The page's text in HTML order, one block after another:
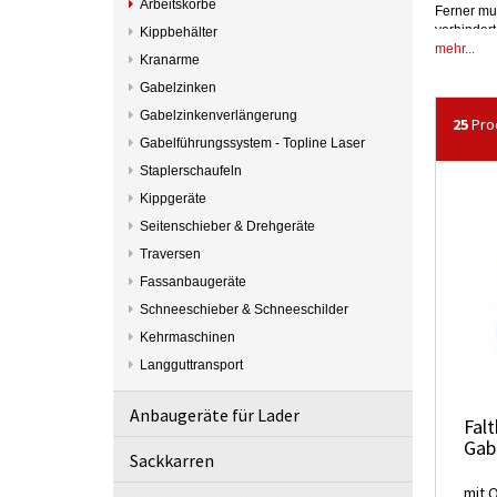
Arbeitskörbe
Kippbehälter
Kranarme
Gabelzinken
Gabelzinkenverlängerung
Gabelführungssystem - Topline Laser
Staplerschaufeln
Kippgeräte
Seitenschieber & Drehgeräte
Traversen
Fassanbaugeräte
Schneeschieber & Schneeschilder
Kehrmaschinen
Langguttransport
Anbaugeräte für Lader
Sackkarren
Ferner
Person/
Meist ist
können.
mehr...
25
mit